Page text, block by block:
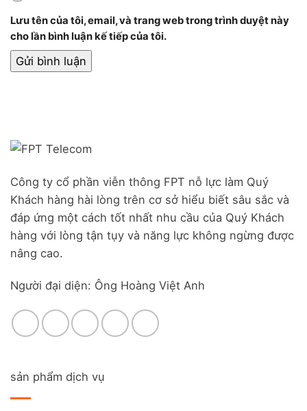
Lưu tên của tôi, email, và trang web trong trình duyệt này
cho lần bình luận kế tiếp của tôi.
Công ty cổ phần viễn thông FPT nỗ lực làm Quý
Khách hàng hài lòng trên cơ sở hiểu biết sâu sắc và
đáp ứng một cách tốt nhất nhu cầu của Quý Khách
hàng với lòng tận tụy và năng lực không ngừng được
nâng cao.
Người đại diện: Ông Hoàng Việt Anh
sản phẩm dịch vụ